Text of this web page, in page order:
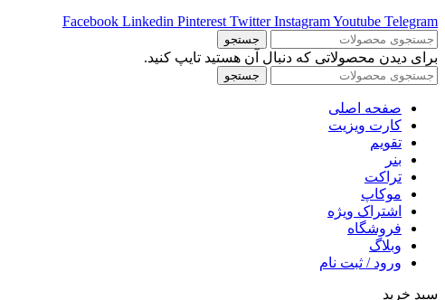
Facebook Linkedin Pinterest Twitter InstagramYoutube Telegram
جستجو
برای دیدن محصولاتی که دنبال آن هستید تایپ کنید.
جستجو
صفحه اصلی
کارت ویزیت
تقویم
بنر
تراکت
موکاپ
اشتراک ویژه
فروشگاه
وبلاگ
ورود / ثبت نام
سبد خرید